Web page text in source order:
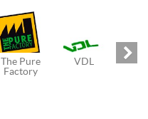
The Pure
Factory
VDL